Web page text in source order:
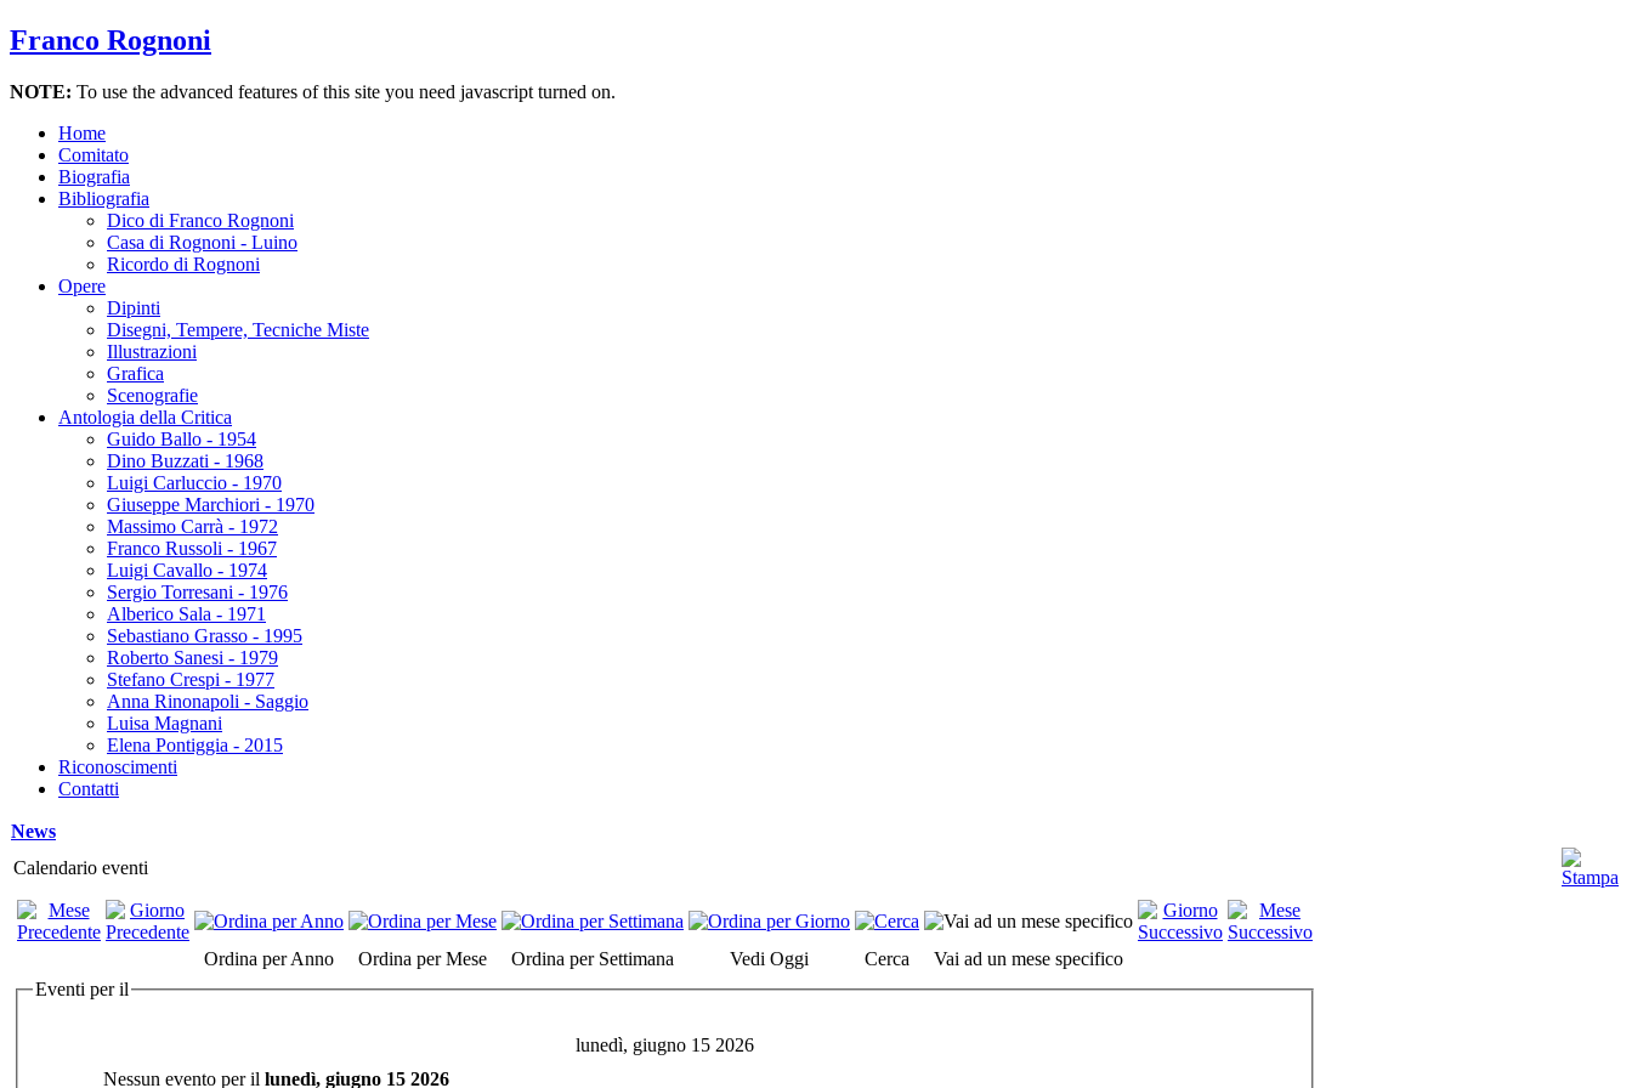
Franco Rognoni
NOTE: To use the advanced features of this site you need javascript turned on.
Home
Comitato
Biografia
Bibliografia
Dico di Franco Rognoni
Casa di Rognoni - Luino
Ricordo di Rognoni
Opere
Dipinti
Disegni, Tempere, Tecniche Miste
Illustrazioni
Grafica
Scenografie
Antologia della Critica
Guido Ballo - 1954
Dino Buzzati - 1968
Luigi Carluccio - 1970
Giuseppe Marchiori - 1970
Massimo Carrà - 1972
Franco Russoli - 1967
Luigi Cavallo - 1974
Sergio Torresani - 1976
Alberico Sala - 1971
Sebastiano Grasso - 1995
Roberto Sanesi - 1979
Stefano Crespi - 1977
Anna Rinonapoli - Saggio
Luisa Magnani
Elena Pontiggia - 2015
Riconoscimenti
Contatti
News
Calendario eventi
Ordina per Anno Ordina per Mese Ordina per Settimana Vedi Oggi Cerca
Vai ad un mese specifico
Eventi per il
lunedì, giugno 15 2026
Nessun evento per il lunedì, giugno 15 2026